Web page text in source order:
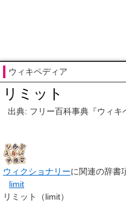
ウィキペディア
リミット
出典: フリー百科事典『ウィ
ウィクショナリーに関連の辞書
limit
リミット
（limit）